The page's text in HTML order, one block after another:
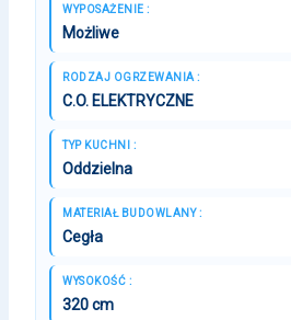
WYPOSAŻENIE :
Możliwe
RODZAJ OGRZEWANIA :
C.O. ELEKTRYCZNE
TYP KUCHNI :
Oddzielna
MATERIAŁ BUDOWLANY :
Cegła
WYSOKOŚĆ :
320 cm